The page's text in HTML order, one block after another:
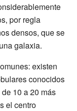
por regla
densos, que se
galaxia.
existen
conocidos
10 a 20 más
el centro